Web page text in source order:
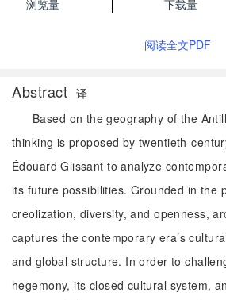
浏览量
下载量
阅读全文PDF
Abstract 译
Based on the geography of the
thinking is proposed by twentieth-
Édouard Glissant to analyze
its future possibilities. Grounded in the
creolization, diversity, and openness,
captures the contemporary era’s
and global structure. In order to
hegemony, its closed cultural system,